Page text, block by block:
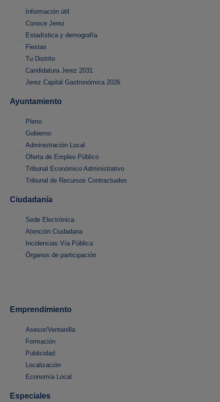
Información útil
Conoce Jerez
Estadística y demografía
Fiestas
Tu Distrito
Candidatura Jerez 2031
Jerez Capital Gastronómica 2026
Ayuntamiento
Pleno
Gobierno
Administración Local
Oferta de Empleo Público
Tribunal Económico Administrativo
Tribunal de Recursos Contractuales
Ciudadanía
Sede Electrónica
Atención Ciudadana
Incidencias Vía Pública
Órganos de participación
Emprendimiento
Asesor/Ventanilla
Formación
Publicidad
Localización
Economía Local
Especiales